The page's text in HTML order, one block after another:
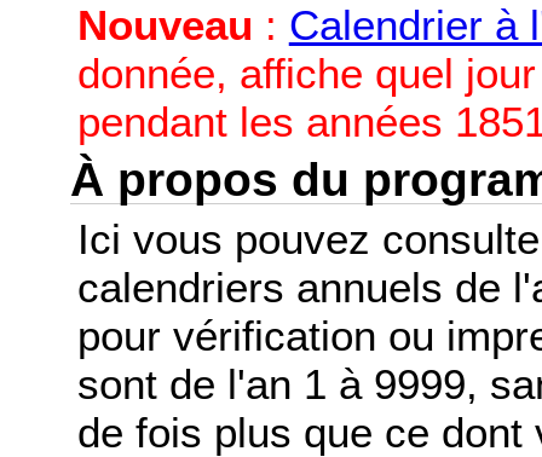
Nouveau : Calendrier à
donnée, affiche quel
pendant les années
À propos du
Ici vous pouvez
calendriers annuels de
pour vérification ou
sont de l'an 1 à 9999,
de fois plus que ce dont